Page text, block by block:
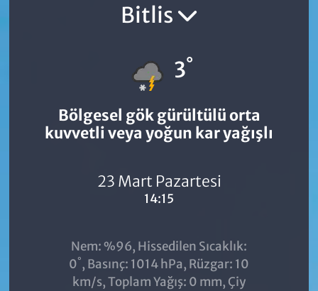
Bitlis
3°
Bölgesel gök gürültülü orta
kuvvetli veya yoğun kar yağışlı
23 Mart Pazartesi
14:15
Nem: %96, Hissedilen Sıcaklık:
0°, Basınç: 1014 hPa, Rüzgar: 10
km/s, Toplam Yağış: 0 mm, Çiy